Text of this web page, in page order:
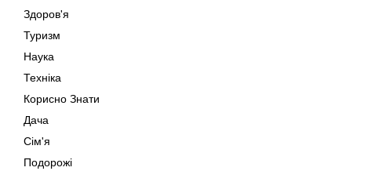
Здоров'я
Туризм
Наука
Техніка
Корисно Знати
Дача
Сім'я
Подорожі